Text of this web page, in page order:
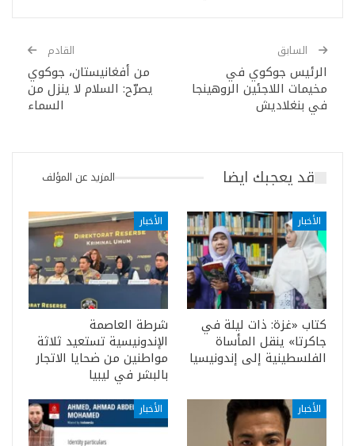
السابق
الرئيس جوكوي في
مخيمات اللاجئين الروهينجا
في بنغلاديش
القادم
من أفغانيستان، جوكوي
يصرّح: السلام لا ينزل من
السماء
قد يعجبك ايضا المزيد عن المؤلف
الأخبار
كتاب «غزة: ذات ليلة في
جاكرتا» ينقل المأساة
الفلسطينية إلى إندونيسيا
الأخبار
شرطة العاصمة
الإندونيسية تستعيد ثلاثة
مواطنين من ضحايا الاتجار
بالبشر في ليبيا
الأخبار الأخبار